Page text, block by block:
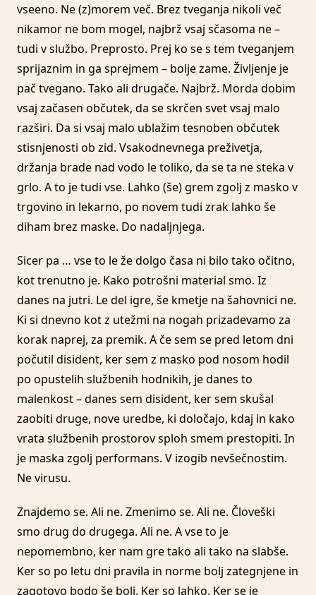
vseeno. Ne (z)morem več. Brez tveganja nikoli več
nikamor ne bom mogel, najbrž vsaj sčasoma ne –
tudi v službo. Preprosto. Prej ko se s tem tveganjem
sprijaznim in ga sprejmem – bolje zame. Življenje je
pač tvegano. Tako ali drugače. Najbrž. Morda dobim
vsaj začasen občutek, da se skrčen svet vsaj malo
razširi. Da si vsaj malo ublažim tesnoben občutek
stisnjenosti ob zid. Vsakodnevnega preživetja,
držanja brade nad vodo le toliko, da se ta ne steka v
grlo. A to je tudi vse. Lahko (še) grem zgolj z masko v
trgovino in lekarno, po novem tudi zrak lahko še
diham brez maske. Do nadaljnjega.
Sicer pa … vse to le že dolgo časa ni bilo tako očitno,
kot trenutno je. Kako potrošni material smo. Iz
danes na jutri. Le del igre, še kmetje na šahovnici ne.
Ki si dnevno kot z utežmi na nogah prizadevamo za
korak naprej, za premik. A če sem se pred letom dni
počutil disident, ker sem z masko pod nosom hodil
po opustelih službenih hodnikih, je danes to
malenkost – danes sem disident, ker sem skušal
zaobiti druge, nove uredbe, ki določajo, kdaj in kako
vrata službenih prostorov sploh smem prestopiti. In
je maska zgolj performans. V izogib nevšečnostim.
Ne virusu.
Znajdemo se. Ali ne. Zmenimo se. Ali ne. Človeški
smo drug do drugega. Ali ne. A vse to je
nepomembno, ker nam gre tako ali tako na slabše.
Ker so po letu dni pravila in norme bolj zategnjene in
zagotovo bodo še bolj. Ker so lahko. Ker se je